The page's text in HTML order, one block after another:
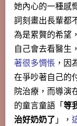
她內心的一種感
詞刻畫出長輩都
為是累贅的希望
自己會去看醫生
著很多惆悵 ，因
在爭吵著自己的
院治療，而導演
的童言童語「等
治好奶奶了 」，